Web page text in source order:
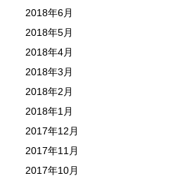
2018年6月
2018年5月
2018年4月
2018年3月
2018年2月
2018年1月
2017年12月
2017年11月
2017年10月